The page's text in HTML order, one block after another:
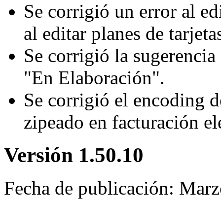
Se corrigió un error al
al editar planes de
Se corrigió la
"En Elaboración".
Se corrigió el encoding
zipeado en facturación
Versión 1.50.10
Fecha de publicación: